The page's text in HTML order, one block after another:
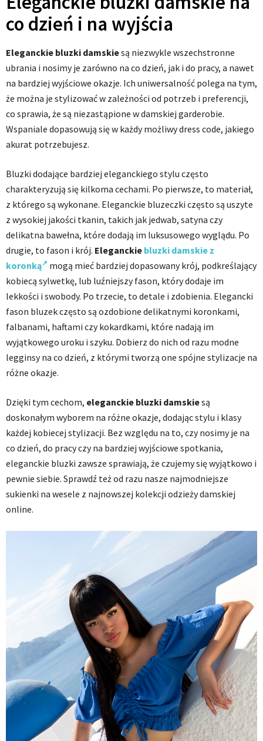
co dzień i na wyjścia
Eleganckie bluzki damskiesą niezwykle wszechstronne
ubrania i nosimy je zarówno na co dzień, jak i do pracy, a nawet
na bardziej wyjściowe okazje. Ich uniwersalność polega na tym,
że można je stylizować w zależności od potrzeb i preferencji,
co sprawia, że są niezastąpione w damskiej garderobie.
Wspaniale dopasowują się w każdy możliwy dress code, jakiego
akurat potrzebujesz.
Bluzki dodające bardziej eleganckiego stylu często
charakteryzują się kilkoma cechami. Po pierwsze, to materiał,
z którego są wykonane. Eleganckie bluzeczki często są uszyte
z wysokiej jakości tkanin, takich jak jedwab, satyna czy
delikatna bawełna, które dodają im luksusowego wyglądu. Po
drugie, to fason i krój. Eleganckie bluzki damskie z
koronką
mogą mieć bardziej dopasowany krój, podkreślający
kobiecą sylwetkę, lub luźniejszy fason, który dodaje im
lekkości i swobody. Po trzecie, to detale i zdobienia. Elegancki
fason bluzek często są ozdobione delikatnymi koronkami,
falbanami, haftami czy kokardkami, które nadają im
wyjątkowego uroku i szyku. Dobierz do nich od razu modne
legginsy na co dzień, z którymi tworzą one spójne stylizacje na
różne okazje.
Dzięki tym cechom, eleganckie bluzki damskiesą
doskonałym wyborem na różne okazje, dodając stylu i klasy
każdej kobiecej stylizacji. Bez względu na to, czy nosimy je na
co dzień, do pracy czy na bardziej wyjściowe spotkania,
eleganckie bluzki zawsze sprawiają, że czujemy się wyjątkowo i
pewnie siebie. Sprawdź też od razu nasze najmodniejsze
sukienki na wesele z najnowszej kolekcji odzieży damskiej
online.